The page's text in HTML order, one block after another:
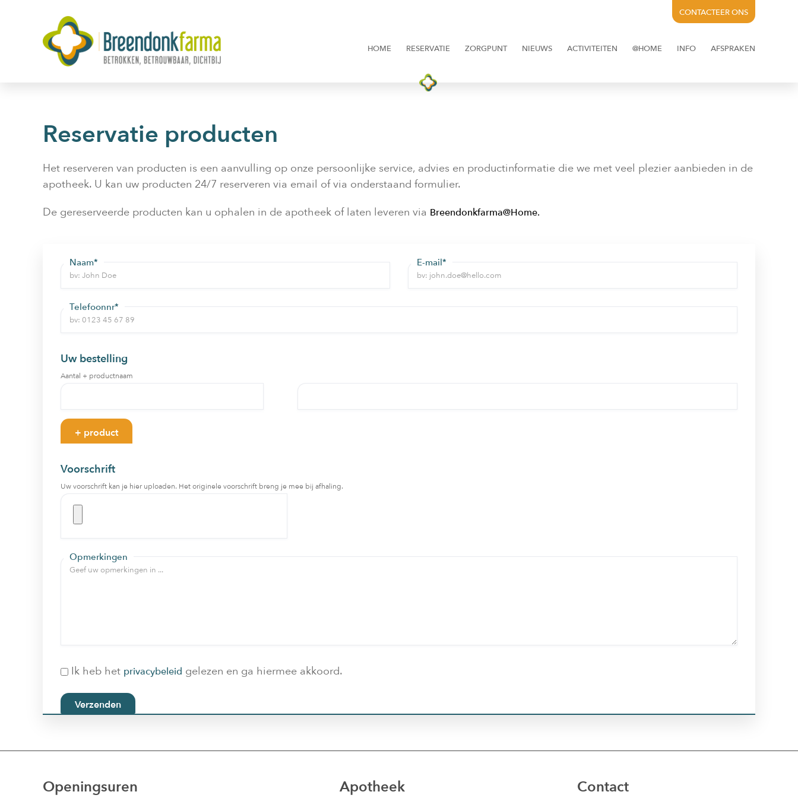
CONTACTEER ONS
HOME RESERVATIE ZORGPUNT NIEUWS ACTIVITEITEN @HOME INFO AFSPRAKEN
Reservatie producten
Het reserveren van producten is een aanvulling op onze persoonlijke service, advies en productinformatie die we met veel plezier aanbieden in de
apotheek. U kan uw producten 24/7 reserveren via email of via onderstaand formulier.
De gereserveerde producten kan u ophalen in de apotheek of laten leveren via Breendonkfarma@Home.
Naam* E-mail*
Telefoonnr*
Uw bestelling
Aantal + productnaam
+ product
Voorschrift
Uw voorschrift kan je hier uploaden. Het originele voorschrift breng je mee bij afhaling.
Opmerkingen
Ik heb het privacybeleid gelezen en ga hiermee akkoord.
Verzenden
Openingsuren Apotheek Contact